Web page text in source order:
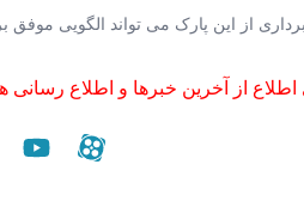
از این پارک می تواند الگویی
اطلاع از آخرین خبرها و اطلاع